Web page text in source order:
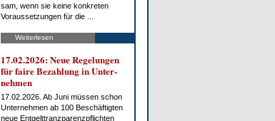
sam, wenn sie kei­ne kon­kre­ten
Vor­aus­set­zun­gen für die ...
Weiterlesen
17.02.2026: Neue Re­ge­lun­gen
für fai­re Be­zah­lung in Un­ter­
neh­men
17.02.2026. Ab Ju­ni müs­sen schon
Un­ter­neh­men ab 100 Be­schäf­tig­ten
neue Ent­gelt­tranz­pa­renz­pflich­ten